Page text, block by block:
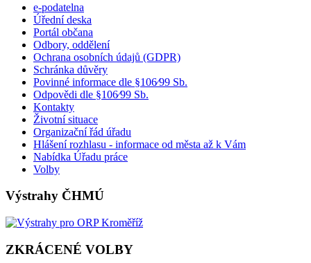
e-podatelna
Úřední deska
Portál občana
Odbory, oddělení
Ochrana osobních údajů (GDPR)
Schránka důvěry
Povinné informace dle §106⁄99 Sb.
Odpovědi dle §106⁄99 Sb.
Kontakty
Životní situace
Organizační řád úřadu
Hlášení rozhlasu - informace od města až k Vám
Nabídka Úřadu práce
Volby
Výstrahy ČHMÚ
ZKRÁCENÉ VOLBY